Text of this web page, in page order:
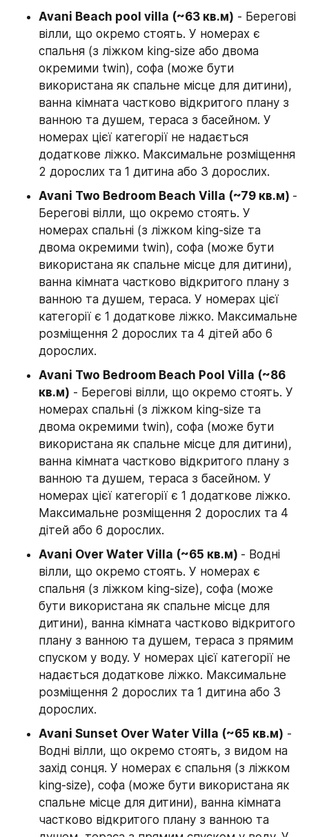
Avani Beach pool villa (~63 кв.м) - Берегові
вілли, що окремо стоять. У номерах є
спальня (з ліжком king-size або двома
окремими twin), софа (може бути
використана як спальне місце для дитини),
ванна кімната частково відкритого плану з
ванною та душем, тераса з басейном. У
номерах цієї категорії не надається
додаткове ліжко. Максимальне розміщення
2 дорослих та 1 дитина або 3 дорослих.
Avani Two Bedroom Beach Villa (~79 кв.м) -
Берегові вілли, що окремо стоять. У
номерах спальні (з ліжком king-size та
двома окремими twin), софа (може бути
використана як спальне місце для дитини),
ванна кімната частково відкритого плану з
ванною та душем, тераса. У номерах цієї
категорії є 1 додаткове ліжко. Максимальне
розміщення 2 дорослих та 4 дітей або 6
дорослих.
Avani Two Bedroom Beach Pool Villa (~86
кв.м) - Берегові вілли, що окремо стоять. У
номерах спальні (з ліжком king-size та
двома окремими twin), софа (може бути
використана як спальне місце для дитини),
ванна кімната частково відкритого плану з
ванною та душем, тераса з басейном. У
номерах цієї категорії є 1 додаткове ліжко.
Максимальне розміщення 2 дорослих та 4
дітей або 6 дорослих.
Avani Over Water Villa (~65 кв.м) - Водні
вілли, що окремо стоять. У номерах є
спальня (з ліжком king-size), софа (може
бути використана як спальне місце для
дитини), ванна кімната частково відкритого
плану з ванною та душем, тераса з прямим
спуском у воду. У номерах цієї категорії не
надається додаткове ліжко. Максимальне
розміщення 2 дорослих та 1 дитина або 3
дорослих.
Avani Sunset Over Water Villa (~65 кв.м) -
Водні вілли, що окремо стоять, з видом на
захід сонця. У номерах є спальня (з ліжком
king-size), софа (може бути використана як
спальне місце для дитини), ванна кімната
частково відкритого плану з ванною та